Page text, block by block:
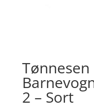
Tønnesen
2 – Sort